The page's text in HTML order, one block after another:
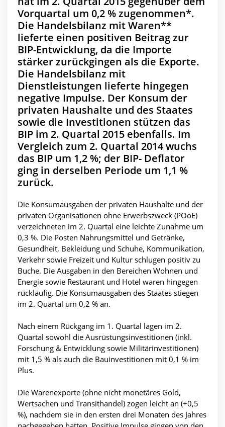
Vorquartal um 0,2 % zugenommen*.
Die Handelsbilanz mit Waren**
lieferte einen positiven Beitrag zur
BIP-Entwicklung, da die Importe
stärker zurückgingen als die Exporte.
Die Handelsbilanz mit
Dienstleistungen lieferte hingegen
negative Impulse. Der Konsum der
privaten Haushalte und des Staates
sowie die Investitionen stützen das
BIP im 2. Quartal 2015 ebenfalls. Im
Vergleich zum 2. Quartal 2014 wuchs
das BIP um 1,2 %; der BIP- Deflator
ging in derselben Periode um 1,1 %
zurück.
Die Konsumausgaben der privaten Haushalte und der
privaten Organisationen ohne Erwerbszweck (POoE)
verzeichneten im 2. Quartal eine leichte Zunahme um
0,3 %. Die Posten Nahrungsmittel und Getränke,
Gesundheit, Bekleidung und Schuhe, Kommunikation,
Verkehr sowie Freizeit und Kultur schlugen positiv zu
Buche. Die Ausgaben in den Bereichen Wohnen und
Energie sowie Restaurant und Hotel waren hingegen
rückläufig. Die Konsumausgaben des Staates stiegen
im 2. Quartal um 0,2 % an.
Nach einem Rückgang im 1. Quartal lagen im 2.
Quartal sowohl die Ausrüstungsinvestitionen (inkl.
Forschung & Entwicklung sowie Militärinvestitionen)
mit 1,5 % als auch die Bauinvestitionen mit 0,1 % im
Plus.
Die Warenexporte (ohne nicht monetäres Gold,
Wertsachen und Transithandel) zogen leicht an (+0,5
%), nachdem sie in den ersten drei Monaten des Jahres